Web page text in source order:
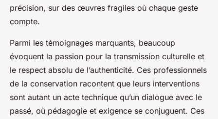
précision, sur des œuvres fragiles où chaque geste
compte.
Parmi les témoignages marquants, beaucoup
évoquent la passion pour la transmission culturelle et
le respect absolu de l’authenticité. Ces professionnels
de la conservation racontent que leurs interventions
sont autant un acte technique qu’un dialogue avec le
passé, où pédagogie et exigence se conjuguent. Ces